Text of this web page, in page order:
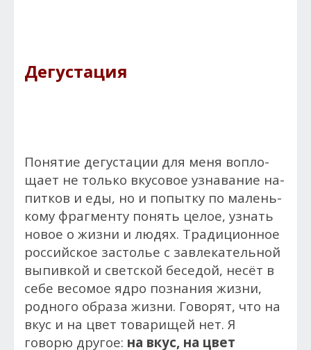
Дегустация
По­нятие де­гус­та­ции для ме­ня воп­ло­
ща­ет не толь­ко вку­совое уз­на­вание на­
пит­ков и еды, но и по­пыт­ку по ма­лень­
ко­му фраг­менту по­нять це­лое, уз­нать
но­вое о жиз­ни и лю­дях. Традици­он­ное
рос­сий­ское зас­толье с зав­ле­катель­ной
вы­пив­кой и свет­ской беседой, не­сёт в
се­бе ве­сомое яд­ро поз­на­ния жиз­ни,
род­но­го об­ра­за жиз­ни. Го­ворят, что на
вкус и на цвет то­вари­щей нет. Я
говорю другое: на вкус, на цвет